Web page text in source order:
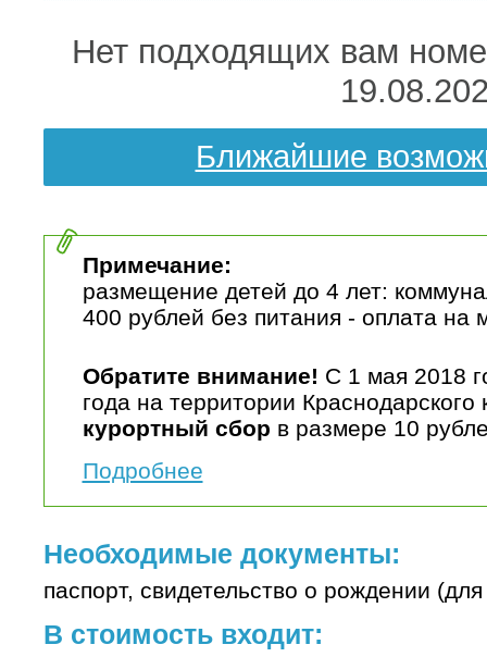
Нет подходящих вам
Ближайшие
Примечание:
размещение детей до 4 лет:
400 рублей без питания - оплата на
Обратите внимание! С 1 мая 2018
года на территории Краснодарского
курортный сбор в размере 10
Подробнее
Необходимые документы:
паспорт, свидетельство о рождении
В стоимость входит: